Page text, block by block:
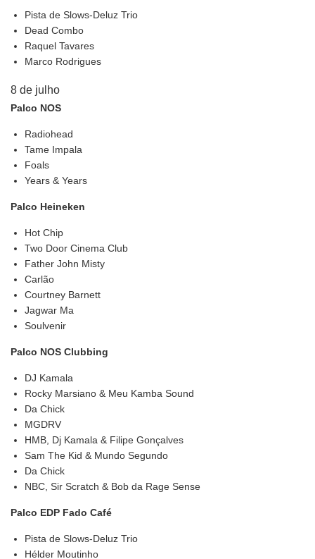
Pista de Slows-Deluz Trio
Dead Combo
Raquel Tavares
Marco Rodrigues
8 de julho
Palco NOS
Radiohead
Tame Impala
Foals
Years & Years
Palco Heineken
Hot Chip
Two Door Cinema Club
Father John Misty
Carlão
Courtney Barnett
Jagwar Ma
Soulvenir
Palco NOS Clubbing
DJ Kamala
Rocky Marsiano & Meu Kamba Sound
Da Chick
MGDRV
HMB, Dj Kamala & Filipe Gonçalves
Sam The Kid & Mundo Segundo
Da Chick
NBC, Sir Scratch & Bob da Rage Sense
Palco EDP Fado Café
Pista de Slows-Deluz Trio
Hélder Moutinho